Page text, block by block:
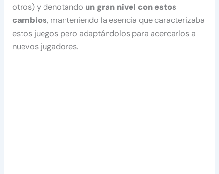
otros) y denotando un gran nivel con estos
cambios, manteniendo la esencia que caracterizaba
estos juegos pero adaptándolos para acercarlos a
nuevos jugadores.